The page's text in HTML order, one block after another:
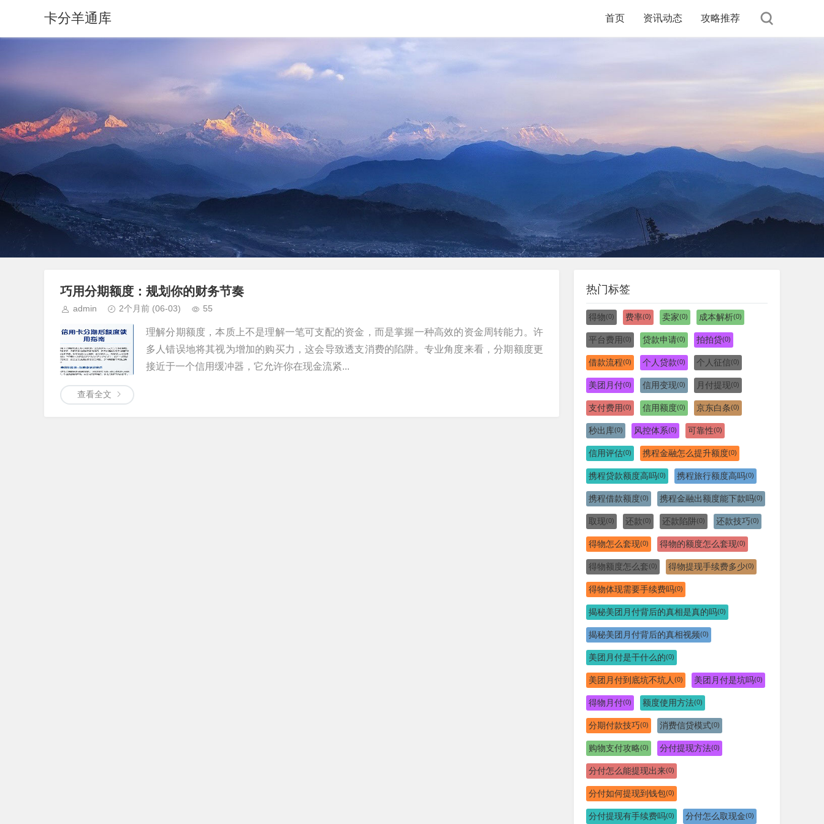
卡分羊通库 首页 资讯动态 攻略推荐
巧用分期额度：规划你的财务节奏
admin 2个月前 (06-03) 55
理解分期额度，本质上不是理解一笔可支配的资金，而是掌握一种高效的资金周转能力。许
多人错误地将其视为增加的购买力，这会导致透支消费的陷阱。专业角度来看，分期额度更
接近于一个信用缓冲器，它允许你在现金流紧...
查看全文
热门标签
得物(0) 费率(0) 卖家(0) 成本解析(0)
平台费用 (0) 贷款申请(0) 拍拍贷(0)
借款流程(0) 个人贷款(0) 个人征信(0)
美团月付(0) 信用变现(0) 月付提现(0)
支付费用(0) 信用额度(0) 京东白条(0)
秒出库(0) 风控体系(0) 可靠性(0)
信用评估(0) 携程金融怎么提升额度(0)
携程贷款额度高吗(0) 携程旅行额度高吗(0)
携程借款额度(0) 携程金融出额度能下款吗(0)
取现(0) 还款(0) 还款陷阱(0) 还款技巧(0)
得物怎么套现(0) 得物的额度怎么套现(0)
得物额度怎么套(0) 得物提现手续费多少(0)
得物体现需要手续费吗(0)
揭秘美团月付背后的真相是真的吗(0)
揭秘美团月付背后的真相视频(0)
美团月付是干什么的(0)
美团月付到底坑不坑人 (0) 美团月付是坑吗(0)
得物月付(0) 额度使用方法(0)
分期付款技巧(0) 消费信贷模式(0)
购物支付攻略(0) 分付提现方法(0)
分付怎么能提现出来(0)
分付如何提现到钱包(0)
分付提现有手续费吗(0) 分付怎么取现金(0)